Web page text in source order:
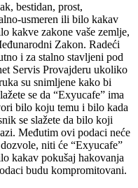
bestidan, prost,
usmeren ili bilo kakav
kakve zakone vaše zemlje,
Zakon. Radeći
i za stalno stavljeni pod
Servis Provajderu ukoliko
su snimljene kako bi
se da “Exyucafe” ima
bilo koju temu i bilo kada
se slažete da bilo koji
Međutim ovi podaci neće
niti će “Exyucafe”
kakav pokušaj hakovanja
budu kompromitovani.